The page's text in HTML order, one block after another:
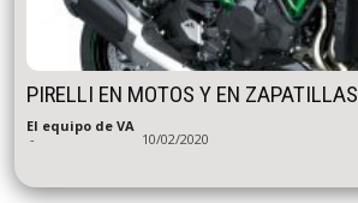
PIRELLI EN MOTOS Y EN ZAPATILLAS
El equipo de VA
- 10/02/2020